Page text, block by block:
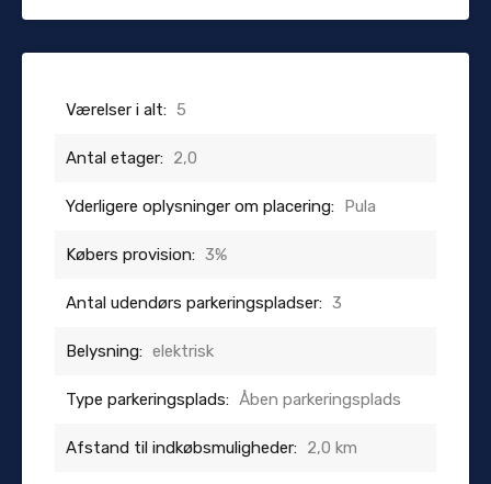
Værelser i alt: 5
Antal etager: 2,0
Yderligere oplysninger om placering: Pula
Købers provision: 3%
Antal udendørs parkeringspladser: 3
Belysning: elektrisk
Type parkeringsplads: Åben parkeringsplads
Afstand til indkøbsmuligheder: 2,0 km